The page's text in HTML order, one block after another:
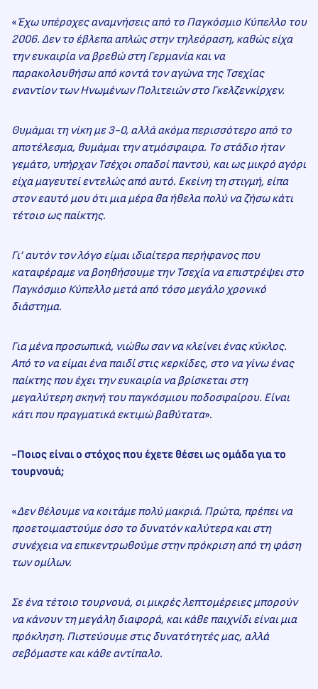
«Έχω υπέροχες αναμνήσεις από το Παγκόσμιο Κύπελλο του
2006. Δεν το έβλεπα απλώς στην τηλεόραση, καθώς είχα
την ευκαιρία να βρεθώ στη Γερμανία και να
παρακολουθήσω από κοντά τον αγώνα της Τσεχίας
εναντίον των Ηνωμένων Πολιτειών στο Γκελζενκίρχεν.
Θυμάμαι τη νίκη με 3-0, αλλά ακόμα περισσότερο από το
αποτέλεσμα, θυμάμαι την ατμόσφαιρα. Το στάδιο ήταν
γεμάτο, υπήρχαν Τσέχοι οπαδοί παντού, και ως μικρό αγόρι
είχα μαγευτεί εντελώς από αυτό. Εκείνη τη στιγμή, είπα
στον εαυτό μου ότι μια μέρα θα ήθελα πολύ να ζήσω κάτι
τέτοιο ως παίκτης.
Γι’ αυτόν τον λόγο είμαι ιδιαίτερα περήφανος που
καταφέραμε να βοηθήσουμε την Τσεχία να επιστρέψει στο
Παγκόσμιο Κύπελλο μετά από τόσο μεγάλο χρονικό
διάστημα.
Για μένα προσωπικά, νιώθω σαν να κλείνει ένας κύκλος.
Από το να είμαι ένα παιδί στις κερκίδες, στο να γίνω ένας
παίκτης που έχει την ευκαιρία να βρίσκεται στη
μεγαλύτερη σκηνή του παγκόσμιου ποδοσφαίρου. Είναι
κάτι που πραγματικά εκτιμώ βαθύτατα».
-Ποιος είναι ο στόχος που έχετε θέσει ως ομάδα για το
τουρνουά;
«Δεν θέλουμε να κοιτάμε πολύ μακριά. Πρώτα, πρέπει να
προετοιμαστούμε όσο το δυνατόν καλύτερα και στη
συνέχεια να επικεντρωθούμε στην πρόκριση από τη φάση
των ομίλων.
Σε ένα τέτοιο τουρνουά, οι μικρές λεπτομέρειες μπορούν
να κάνουν τη μεγάλη διαφορά, και κάθε παιχνίδι είναι μια
πρόκληση. Πιστεύουμε στις δυνατότητές μας, αλλά
σεβόμαστε και κάθε αντίπαλο.